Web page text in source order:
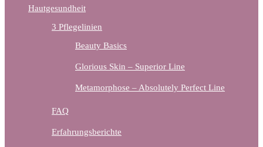
Hautgesundheit
3 Pflegelinien
Beauty Basics
Glorious Skin – Superior Line
Metamorphose – Absolutely Perfect Line
FAQ
Erfahrungsberichte